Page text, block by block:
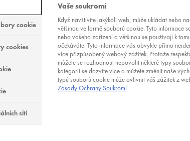
JAK BYCH
STRAVOVAT V
vždy ovlivní vaši pleť i
a to bez ohledu na
cookie
cookies
sítí
Vaše soukromí
Když navštívíte jakýkoli web, může ukládat nebo
většinou ve formě souborů cookie. Tyto informace
nebo vašeho zařízení a většinou se používají k
očekáváte. Tyto informace vás obvykle přímo
více přizpůsobený webový zážitek. Protože
můžete se rozhodnout nepovolit některé typy
kategorií se dozvíte více a můžete změnit naše
typů souborů cookie může ovlivnit váš zážitek z
Zásady Ochrany Soukromí